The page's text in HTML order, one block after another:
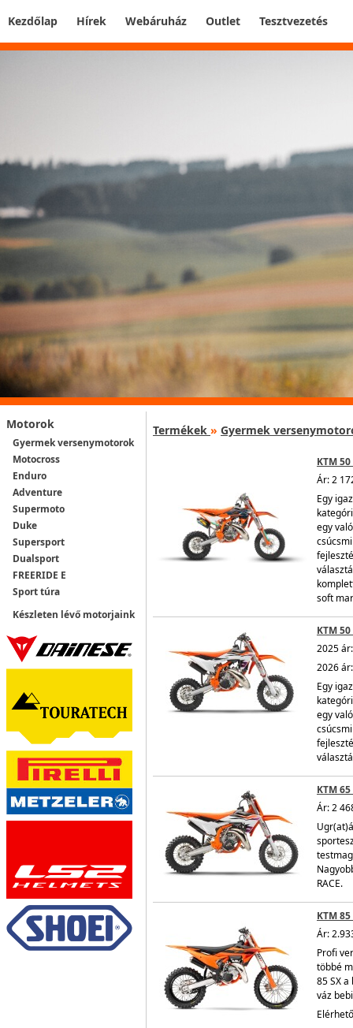
Kezdőlap Hírek Webáruház Outlet Tesztvezetés
Motorok
Gyermek versenymotorok
Motocross
Enduro
Adventure
Supermoto
Duke
Supersport
Dualsport
FREERIDE E
Sport túra
Készleten lévő motorjaink
Termékek » Gyermek
KTM
Ár: 2
Egy
egy
soft
KTM
2025
2026
Egy
egy
KTM
Ár: 2
RACE.
KTM
Ár:
Profi
többé
85 SX
váz